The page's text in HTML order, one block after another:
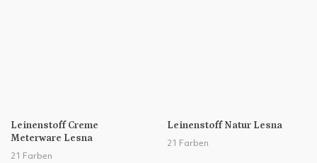
Leinenstoff Creme
Meterware Lesna
21 Farben
Leinenstoff Natur Lesna
21 Farben